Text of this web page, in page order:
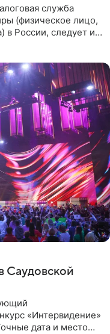
служба
(физическое лицо,
в России, следует из
Саудовской
«Интервидение»
дата и место